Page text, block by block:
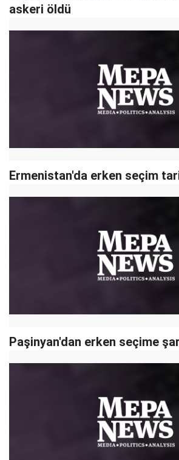
askeri öldü
Ermenistan'da erken seçim
Paşinyan'dan erken seçime